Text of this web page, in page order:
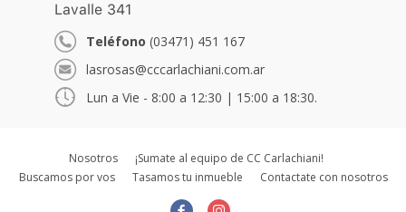
Lavalle 341
Teléfono (03471) 451 167
lasrosas@cccarlachiani.com.ar
Lun a Vie - 8:00 a 12:30 | 15:00 a 18:30.
Nosotros
¡Sumate al equipo de CC Carlachiani!
Buscamos por vos
Tasamos tu inmueble Contactate con nosotros